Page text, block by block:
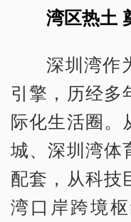
湾区热土
深圳湾作
引擎，历经多
际化生活圈。
城、深圳湾体
配套，从科技
湾口岸跨境